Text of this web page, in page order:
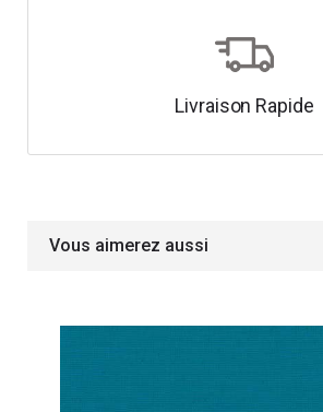
Livraison Rapide
Vous aimerez aussi